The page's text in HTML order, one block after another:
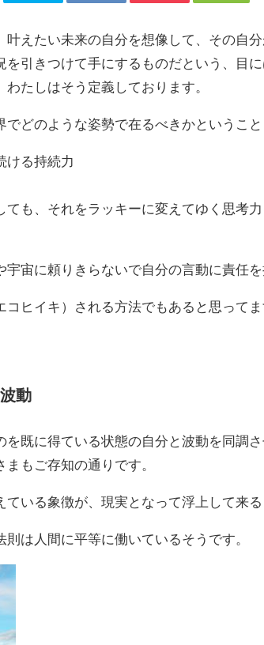
えたい未来の自分を想像して、その自
引きつけて手にするものだという、目
たしはそう定義しております。
どのような姿勢で在るべきかということ
ける持続力
も、それをラッキーに変えてゆく思考
宙に頼りきらないで自分の言動に責任を
ヒイキ）される方法でもあると思ってま
動
既に得ている状態の自分と波動を同調
もご存知の通りです。
いる象徴が、現実となって浮上して来る
は人間に平等に働いているそうです。